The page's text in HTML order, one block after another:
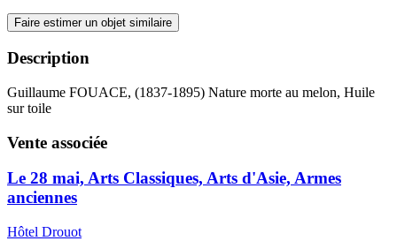
Faire estimer un objet similaire
Description
Guillaume FOUACE, (1837-1895) Nature morte au melon, Huile
sur toile
Vente associée
Le 28 mai, Arts Classiques, Arts d'Asie, Armes
anciennes
Hôtel Drouot